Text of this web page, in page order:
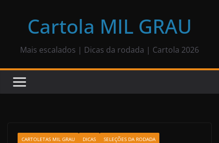
Cartola MIL GRAU
Mais escalados | Dicas da rodada | Cartola 2026
CARTOLETAS MIL GRAU DICAS SELEÇÕES DA RODADA